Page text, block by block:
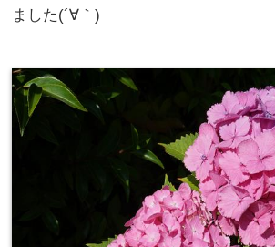
ました(´∀｀)